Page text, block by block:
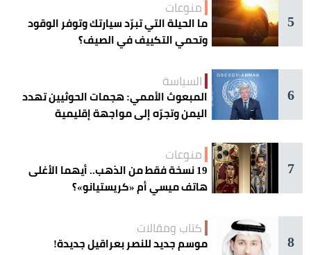
5
منوعات
ما الحيلة التي تبرّد سيارتك وتوفر الوقود
وتحمي التكييف في الصيف؟
6
السياسة
المبعوث الأممي: هجمات الحوثيين تهدد
اليمن وتجرّه إلى مواجهة إقليمية
7
منوعات
19 نسخة فقط من الذهب.. أيهما الأغلى
هاتف ميسي أم «كريستيانو»؟
8
كتاب ومقالات
موسم جديد للنصر بعراقيل جديدة!